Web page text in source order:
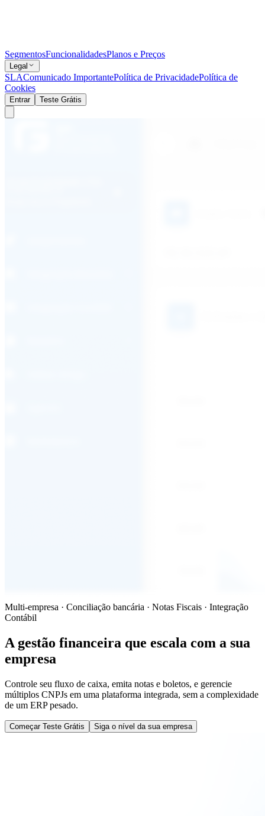
SegmentosFuncionalidadesPlanos e Preços
Legal
SLAComunicado ImportantePolítica de PrivacidadePolítica de
Cookies
Entrar Teste Grátis
Multi-empresa · Conciliação bancária · Notas Fiscais · Integração
Contábil
A gestão financeira que escala com a sua
empresa
Controle seu fluxo de caixa, emita notas e boletos, e gerencie
múltiplos CNPJs em uma plataforma integrada, sem a complexidade
de um ERP pesado.
Começar Teste Grátis Siga o nível da sua empresa